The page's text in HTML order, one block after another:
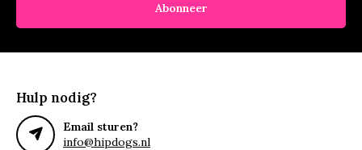
Abonneer
Hulp nodig?
Email sturen?
info@hipdogs.nl